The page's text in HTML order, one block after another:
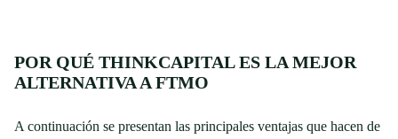
POR QUÉ THINKCAPITAL ES LA MEJOR
ALTERNATIVA A FTMO
A continuación se presentan las principales ventajas que hacen de